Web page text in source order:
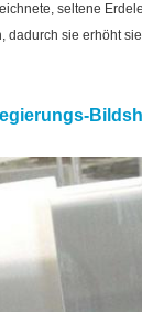
seltene
dadurch sie erhöht